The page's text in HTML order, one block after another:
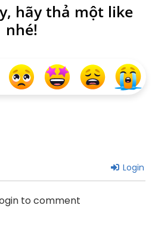
hãy thả một like
nhé!
Login
to comment